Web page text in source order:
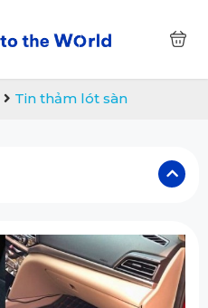
Tin thảm lót sàn